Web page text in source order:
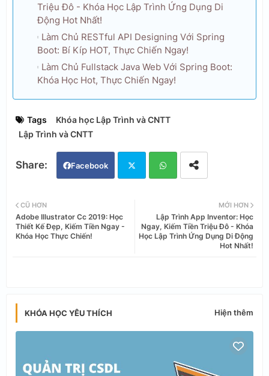
Triệu Đô - Khóa Học Lập Trình Ứng Dụng Di
Động Hot Nhất!
Làm Chủ RESTful API Designing Với Spring
Boot: Bí Kíp HOT, Thực Chiến Ngay!
Làm Chủ Fullstack Java Web Với Spring Boot:
Khóa Học Hot, Thực Chiến Ngay!
Tags
Khóa học Lập Trình và CNTT
Lập Trình và CNTT
Facebook
ats
MỚI HƠN
Lập Trình App Inventor: Học
Ngay, Kiếm Tiền Triệu Đô - Khóa
Học Lập Trình Ứng Dụng Di Động
Hot Nhất!
CŨ HƠN
Adobe Illustrator Cc 2019: Học
Thiết Kế Đẹp, Kiếm Tiền Ngay -
Khóa Học Thực Chiến!
KHÓA HỌC YÊU THÍCH Hiện thêm